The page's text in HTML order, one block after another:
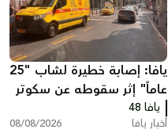
يافا: إصابة خطيرة لشاب "25
عاماً" إثر سقوطه عن سكوتر
كهربائي
يافا 48
أخبار يافا 08/08/2026